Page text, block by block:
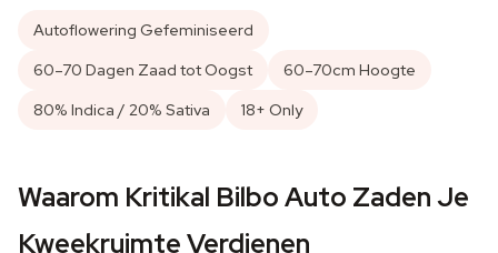
Autoflowering Gefeminiseerd
60–70 Dagen Zaad tot Oogst
60–70cm Hoogte
80% Indica / 20% Sativa
18+ Only
Waarom Kritikal Bilbo Auto Zaden Je
Kweekruimte Verdienen